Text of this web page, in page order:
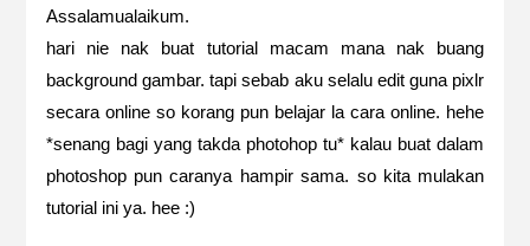
Assalamualaikum.
hari nie nak buat tutorial macam mana nak buang
background gambar. tapi sebab aku selalu edit guna pixlr
secara online so korang pun belajar la cara online. hehe
*senang bagi yang takda photohop tu* kalau buat dalam
photoshop pun caranya hampir sama. so kita mulakan
tutorial ini ya. hee :)